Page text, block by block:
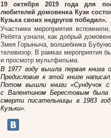
19 октября 2019 года для
любителей домовенка Кузи
Кузька своих недругов победил».
Участники мероприятия
Ребята узнали, как добрый
Змея Горыныча, волшебника
телевизор. В рамках мероприятия
и просмотр мультфильма.
В1977 годувышла первая книга
Предисловие к этой книге
Потом вышли книги «Сундучок
с Валентином Берестовым была
смерти писательницы в 1983
Кузьки».